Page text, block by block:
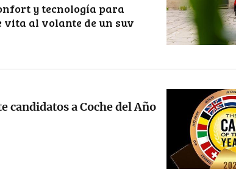
y tecnología para
al volante de un suv
candidatos a Coche del Año